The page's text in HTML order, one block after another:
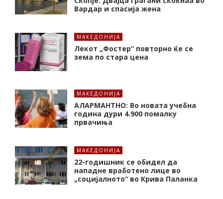
Вардар и спасија жена
МАКЕДОНИЈА
Лекот „Фостер“ повторно ќе се
зема по стара цена
МАКЕДОНИЈА
АЛАРМАНТНО: Во новата учебна
година дури 4.900 помалку
првачиња
МАКЕДОНИЈА
22-годишник се обидел да
нападне вработено лице во
„социјалното“ во Крива Паланка